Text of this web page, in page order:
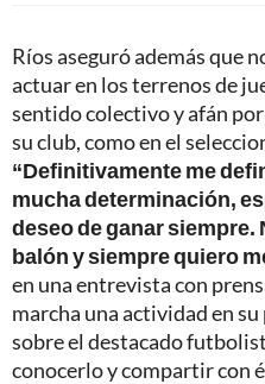
Ríos aseguró además que
actuar en los terrenos de
sentido colectivo y afán
su club, como en el
“Definitivamente me
mucha determinación,
deseo de ganar
balón y siempre quiero
en una entrevista con
marcha una actividad en
sobre el destacado
conocerlo y compartir con